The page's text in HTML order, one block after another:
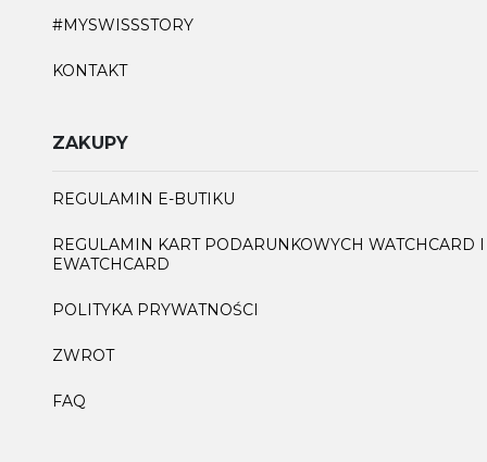
#MYSWISSSTORY
KONTAKT
ZAKUPY
REGULAMIN E-BUTIKU
REGULAMIN KART PODARUNKOWYCH WATCHCARD I
EWATCHCARD
POLITYKA PRYWATNOŚCI
ZWROT
FAQ